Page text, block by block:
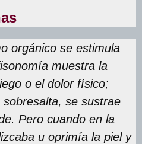
orgánico se estimula
muestra la
o el dolor físico;
se sustrae
Pero cuando en la
u oprimía la piel y